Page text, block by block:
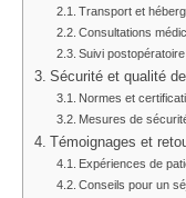
Transport et
Consultations
Suivi
Sécurité et qualité
Normes et
Mesures de
Témoignages et
Expériences de
Conseils pour un